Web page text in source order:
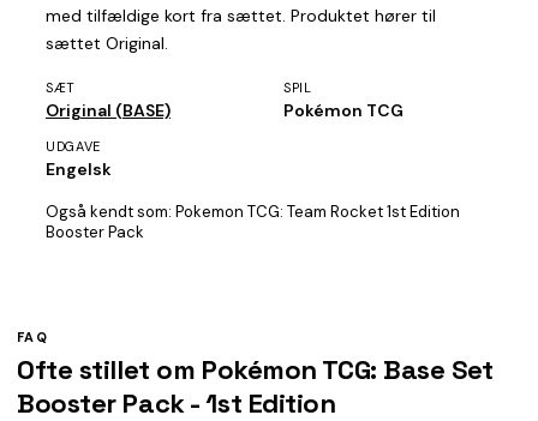
med tilfældige kort fra sættet. Produktet hører til
sættet Original.
SÆT
Original (BASE)
SPIL
Pokémon TCG
UDGAVE
Engelsk
Også kendt som: Pokemon TCG: Team Rocket 1st Edition
Booster Pack
FAQ
Ofte stillet om Pokémon TCG: Base Set
Booster Pack - 1st Edition